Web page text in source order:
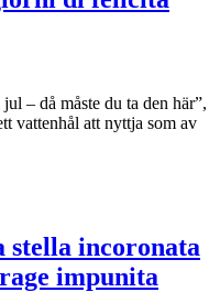
– då måste du ta den här”,
vattenhål att nyttja som av
stella incoronata
impunita